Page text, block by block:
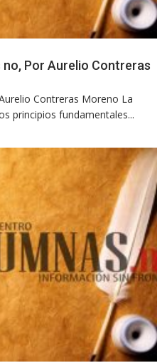
Por Aurelio Contreras
Contreras Moreno La
principios fundamentales...